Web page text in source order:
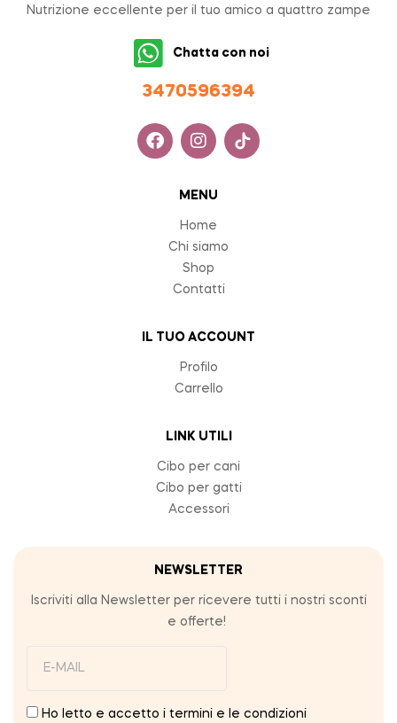
Nutrizione eccellente per il tuo amico a quattro zampe
Chatta con noi
3470596394
MENU
Home
Chi siamo
Shop
Contatti
IL TUO ACCOUNT
Profilo
Carrello
LINK UTILI
Cibo per cani
Cibo per gatti
Accessori
NEWSLETTER
Iscriviti alla Newsletter per ricevere tutti i nostri sconti
e offerte!
Ho letto e accetto i termini e le condizioni